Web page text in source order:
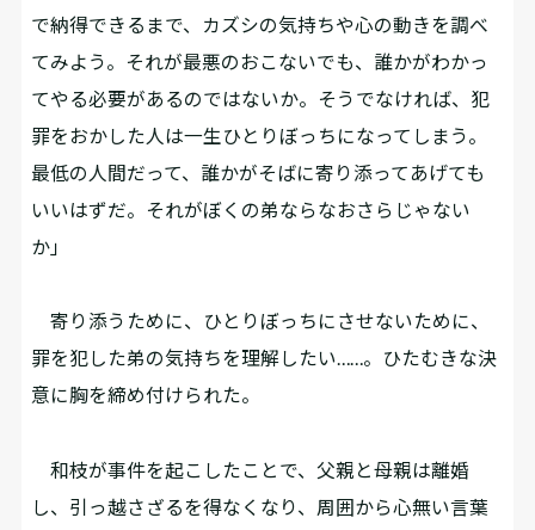
で納得できるまで、カズシの気持ちや心の動きを調べ
てみよう。それが最悪のおこないでも、誰かがわかっ
てやる必要があるのではないか。そうでなければ、犯
罪をおかした人は一生ひとりぼっちになってしまう。
最低の人間だって、誰かがそばに寄り添ってあげても
いいはずだ。それがぼくの弟ならなおさらじゃない
か」
寄り添うために、ひとりぼっちにさせないために、
罪を犯した弟の気持ちを理解したい……。ひたむきな決
意に胸を締め付けられた。
和枝が事件を起こしたことで、父親と母親は離婚
し、引っ越さざるを得なくなり、周囲から心無い言葉